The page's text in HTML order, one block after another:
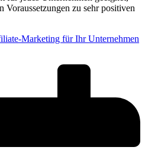
Voraussetzungen zu sehr positiven
Marketing für Ihr Unternehmen